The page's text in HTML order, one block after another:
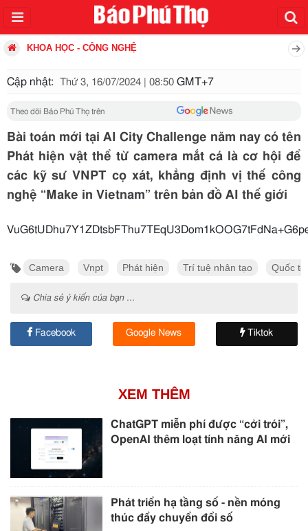
KHOA HỌC - CÔNG NGHỆ
Cập nhật: Thứ 3, 16/07/2024 | 08:50 GMT+7
Theo dõi Báo Phú Thọ trên
Bài toán mới tại AI City Challenge năm nay có tên
Phát hiện vật thể từ camera mắt cá là cơ hội để
các kỹ sư VNPT cọ xát, khẳng định vị thế công
nghệ “Make in Vietnam” trên bản đồ AI thế giới
Camera Vnpt Phát hiện Trí tuệ nhân tạo Quốc tế
Chia sẻ ý kiến của bạn ...
Facebook Google News Tiktok
XEM THÊM
ChatGPT miễn phí được “cởi trói”,
OpenAI thêm loạt tính năng AI mới
Phát triển hạ tầng số - nền móng
thúc đẩy chuyển đổi số